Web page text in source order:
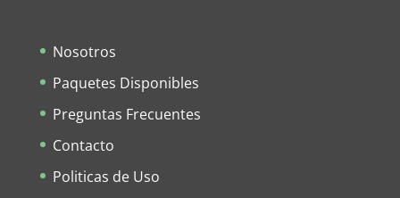
Nosotros
Paquetes Disponibles
Preguntas Frecuentes
Contacto
Politicas de Uso